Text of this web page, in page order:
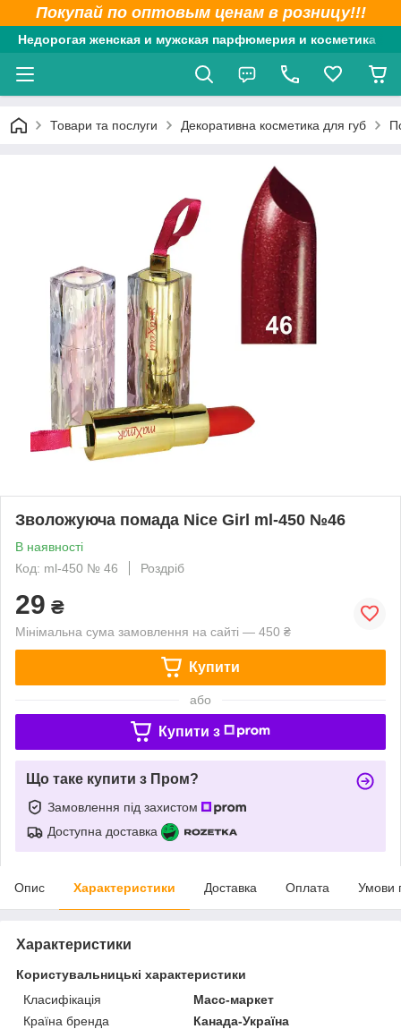
Покупай по оптовым ценам в розницу!!!
Недорогая женская и мужская парфюмерия и косметика
Товари та послуги Декоративна косметика для губ
Зволожуюча помада Nice Girl ml-450 №46
В наявності
Код: ml-450 № 46
Роздріб
29 ₴
Мінімальна сума замовлення на сайті — 450 ₴
Купити
або
Купити з
Що таке купити з Пром?
Замовлення під захистом
Доступна доставка
Опис Характеристики Доставка Оплата Умови
Характеристики
Користувальницькі характеристики
Класифікація
Масс-маркет
Країна бренда
Канада-Україна